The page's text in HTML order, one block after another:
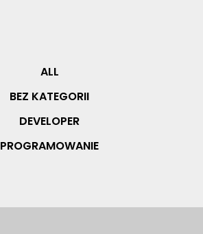
ALL
BEZ KATEGORII
DEVELOPER
PROGRAMOWANIE